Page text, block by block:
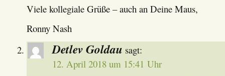
Viele kollegiale Grüße – auch an Deine Maus,
Ronny Nash
Detlev Goldau sagt:
12. April 2018 um 15:41 Uhr